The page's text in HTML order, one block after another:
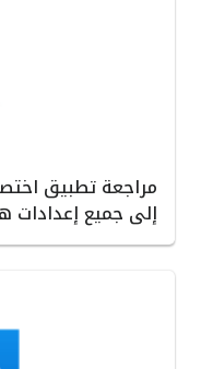
مراجعة تطبيق
إلى جميع إعدادات